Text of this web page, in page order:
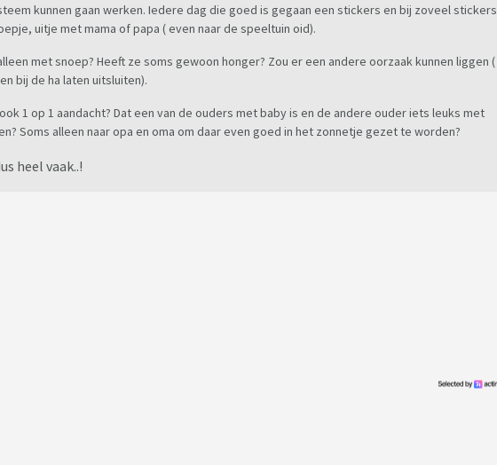
kunnen gaan werken. Iedere dag die goed is gegaan een stickers en bij zoveel stickers
uitje met mama of papa ( even naar de speeltuin oid).
met snoep? Heeft ze soms gewoon honger? Zou er een andere oorzaak kunnen liggen (
bij de ha laten uitsluiten).
1 op 1 aandacht? Dat een van de ouders met baby is en de andere ouder iets leuks met
Soms alleen naar opa en oma om daar even goed in het zonnetje gezet te worden?
heel vaak..!